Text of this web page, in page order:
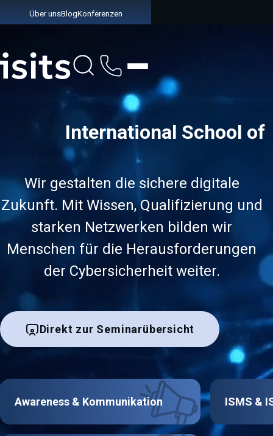
Über unsBlogKonferenzen
Link zur Startseite
International School
Wir gestalten die sichere digitale
Zukunft. Mit Wissen, Qualifizierung und
starken Netzwerken bilden wir
Menschen für die Herausforderungen
der Cybersicherheit weiter.
Direkt zur Seminarübersicht
Awareness & Kommunikation ISMS &